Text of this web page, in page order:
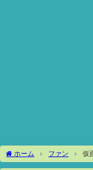
ホーム ファン 仮